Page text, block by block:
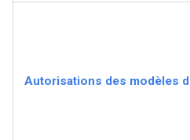
Autorisations des modèles